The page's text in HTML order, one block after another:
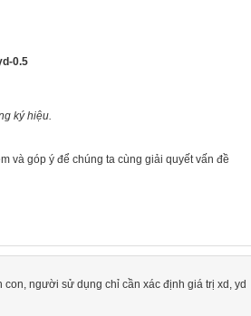
0.5
ký hiệu.
và góp ý để chúng ta cùng giải quyết vấn đề
con, người sử dụng chỉ cần xác định giá trị xd, yd